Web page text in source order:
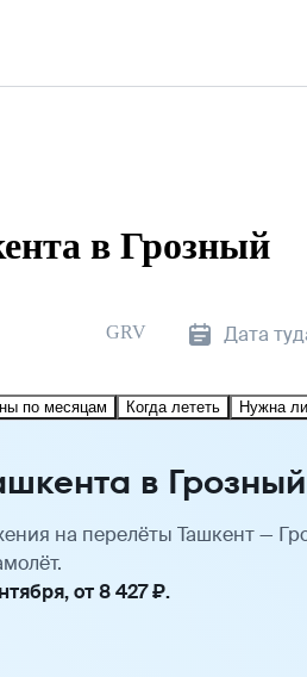
в Грозный
GRV Дата
по месяцам Когда лететь Нужна
в Грозный
на перелёты Ташкент —
от 8 427 ₽.